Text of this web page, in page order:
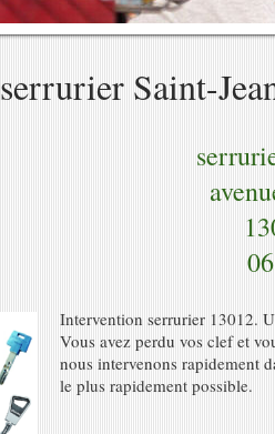
serrurier Saint-
Intervention serrurier 13012.
Vous avez perdu vos clef et
nous intervenons rapidement
le plus rapidement possible.